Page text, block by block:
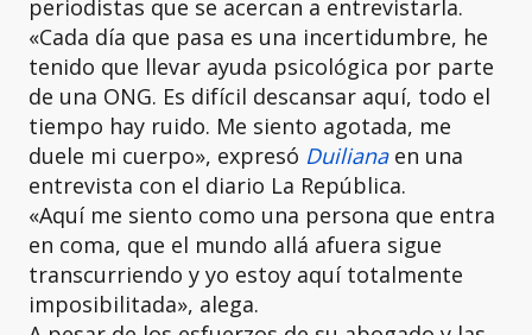
periodistas que se acercan a entrevistarla.
«Cada día que pasa es una incertidumbre, he
tenido que llevar ayuda psicológica por parte
de una ONG. Es difícil descansar aquí, todo el
tiempo hay ruido. Me siento agotada, me
duele mi cuerpo», expresó Duilianaen una
entrevista con el diario La República.
«Aquí me siento como una persona que entra
en coma, que el mundo allá afuera sigue
transcurriendo y yo estoy aquí totalmente
imposibilitada», alega.